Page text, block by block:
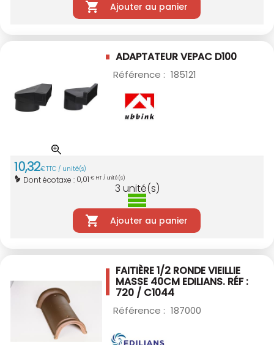
Ajouter au panier
ADAPTATEUR VEPAC D100
Référence : 185121
10,32€TTC / unité(s)
Dont écotaxe : 0,01 € HT / unité(s)
3 unité(s)
Ajouter au panier
FAITIÈRE 1/2 RONDE VIEILLIE
MASSE 40CM EDILIANS. RÉF :
720 / C1044
Référence : 187000